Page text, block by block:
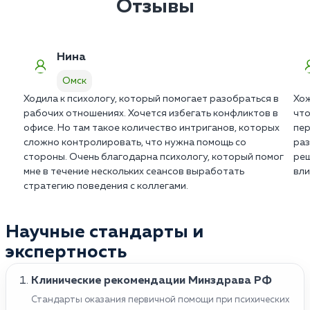
Отзывы
Нина
Омск
Ходила к психологу, который помогает разобраться в
рабочих отношениях. Хочется избегать конфликтов в
офисе. Но там такое количество интриганов, которых
сложно контролировать, что нужна помощь со
стороны. Очень благодарна психологу, который помог
мне в течение нескольких сеансов выработать
стратегию поведения с коллегами.
Научные стандарты и
экспертность
Клинические рекомендации Минздрава РФ
Стандарты оказания первичной помощи при психических